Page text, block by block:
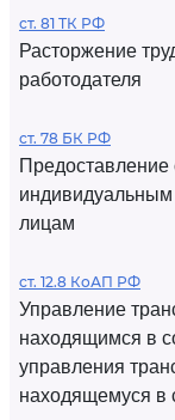
ст. 81 ТК РФ
Расторжение
работодателя
ст. 78 БК РФ
лицам
ст. 12.8 КоАП РФ
Управление
находящимся в
управления
находящемуся в